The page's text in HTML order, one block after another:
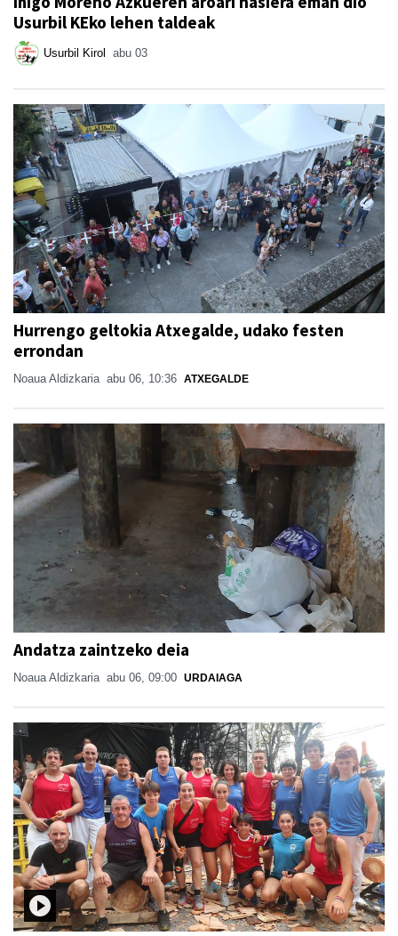
Usurbil KEko lehen taldeak
Usurbil Kirol abu 03
Hurrengo geltokia Atxegalde, udako festen
errondan
Noaua Aldizkaria abu 06, 10:36 ATXEGALDE
Andatza zaintzeko deia
Noaua Aldizkaria abu 06, 09:00 URDAIAGA